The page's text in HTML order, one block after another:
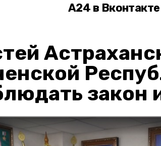
А24 в Вконтакте
закон